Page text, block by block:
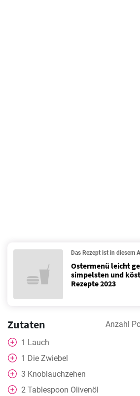
Das Rezept ist in diesem
Ostermenü leicht
simpelsten und
Rezepte 2023
Zutaten Anzahl
1 Lauch
1 Die Zwiebel
3 Knoblauchzehen
2 Tablespoon Olivenöl